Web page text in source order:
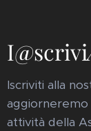
I@scrivi
Iscriviti alla
aggiorneremo
attività della